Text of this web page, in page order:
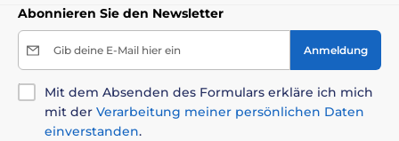
Zusatzstoffe pro kg:
I.U., Vitamin E (3a700) 500 mg, Vitamin C (3a312) 450
mg, L-Carnitin (3a910) 500 mg, Cholinchlorid (3a890)
650 mg, Biotin (3a880) 0,8 mg, Vitamin B1(3a821) 6 mg,
Abonnieren Sie den Newsletter
Gib deine E-Mail hier ein Anmeldung
Mit dem Absenden des Formulars erkläre ich mich
mit der Verarbeitung meiner persönlichen Daten
einverstanden.